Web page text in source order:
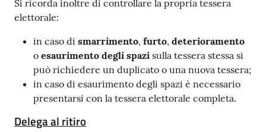
Si ricorda inoltre di controllare la propria tessera
elettorale:
in caso di smarrimento, furto, deterioramento
o esaurimento degli spazi sulla tessera stessa si
può richiedere un duplicato o una nuova tessera;
in caso di esaurimento degli spazi è necessario
presentarsi con la tessera elettorale completa.
Delega al ritiro